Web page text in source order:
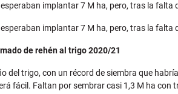
implantar 7 M ha, pero, tras la
implantar 7 M ha, pero, tras la
de rehén al trigo 2020/21
del trigo, con un récord de siembra que
fácil. Faltan por sembrar casi 1,3 M ha con